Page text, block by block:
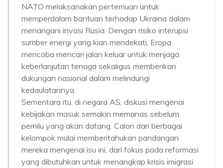
NATO melaksanakan pertemuan untuk
memperdalam bantuan terhadap Ukraina dalam
menangani invasi Rusia. Dengan risiko interupsi
sumber energi yang kian mendekati, Eropa
mencoba mencari jalan keluar untuk menjaga
keberlanjutan tenaga sekaligus memberikan
dukungan nasional dalam melindungi
kedaulatannya.
Sementara itu, di negara AS, diskusi mengenai
kebijakan masuk semakin memanas sebelum
pemilu yang akan datang. Calon dari berbagai
kelompok mulai memberitahukan pandangan
mereka mengenai isu ini, dari fokus pada reformasi
yang dibutuhkan untuk menangkap krisis imigrasi